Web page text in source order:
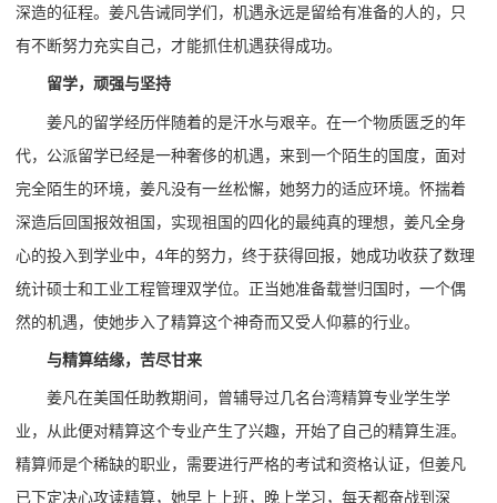
深造的征程。姜凡告诫同学们，机遇永远是留给有准备的人的，只
有不断努力充实自己，才能抓住机遇获得成功。
留学，顽强与坚持
姜凡的留学经历伴随着的是汗水与艰辛。在一个物质匮乏的年
代，公派留学已经是一种奢侈的机遇，来到一个陌生的国度，面对
完全陌生的环境，姜凡没有一丝松懈，她努力的适应环境。怀揣着
深造后回国报效祖国，实现祖国的四化的最纯真的理想，姜凡全身
心的投入到学业中，4年的努力，终于获得回报，她成功收获了数理
统计硕士和工业工程管理双学位。正当她准备载誉归国时，一个偶
然的机遇，使她步入了精算这个神奇而又受人仰慕的行业。
与精算结缘，苦尽甘来
姜凡在美国任助教期间，曾辅导过几名台湾精算专业学生学
业，从此便对精算这个专业产生了兴趣，开始了自己的精算生涯。
精算师是个稀缺的职业，需要进行严格的考试和资格认证，但姜凡
已下定决心攻读精算，她早上上班，晚上学习，每天都奋战到深